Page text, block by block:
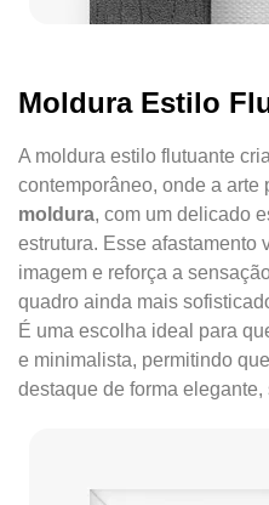
Moldura Estilo
A moldura estilo flutuante
contemporâneo, onde a arte
moldura, com um delicado
estrutura. Esse afastamento
imagem e reforça a
quadro ainda mais
É uma escolha ideal para
e minimalista, permitindo
destaque de forma